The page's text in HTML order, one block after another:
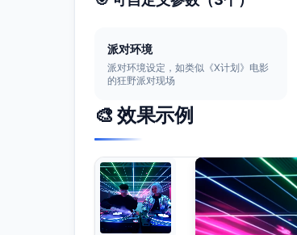
派对环境
派对环境设定，如类似《X计划》电影
的狂野派对现场
🎨 效果示例